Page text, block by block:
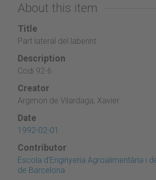
About this item
Title
Part lateral del laberint
Description
Codi 92-6
Creator
Argimon de Vilardaga, Xavier
Date
1992-02-01
Contributor
Escola d'Enginyeria Agroalimentària i
de Barcelona